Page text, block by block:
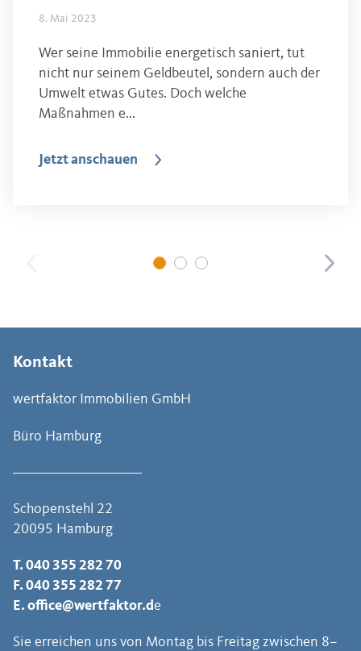
8. Mai 2023
Wer seine Immobilie energetisch saniert, tut
nicht nur seinem Geldbeutel, sondern auch der
Umwelt etwas Gutes. Doch welche
Maßnahmen e...
Jetzt anschauen
Kontakt
wertfaktor Immobilien GmbH
Büro Hamburg
Schopenstehl 22
20095 Hamburg
T. 040 355 282 70
F. 040 355 282 77
E. office@wertfaktor.de
Sie erreichen uns von Montag bis Freitag zwischen 8–